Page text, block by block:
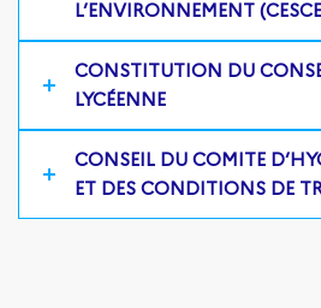
L’ENVIRONNEMENT
CONSTITUTION DU
LYCÉENNE
CONSEIL DU COMITE
ET DES CONDITIONS DE